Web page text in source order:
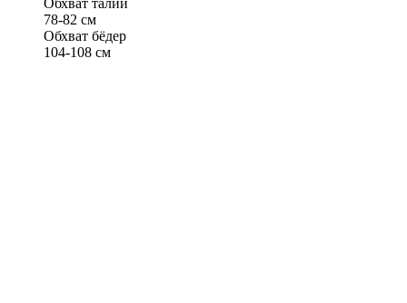
Обхват талии
78-82 см
Обхват бёдер
104-108 см